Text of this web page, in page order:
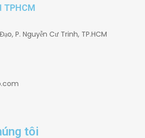
TPHCM
P. Nguyễn Cư Trinh, TP.HCM
tôi